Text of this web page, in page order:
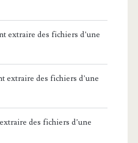
extraire des fichiers d’une
extraire des fichiers d’une
des fichiers d’une